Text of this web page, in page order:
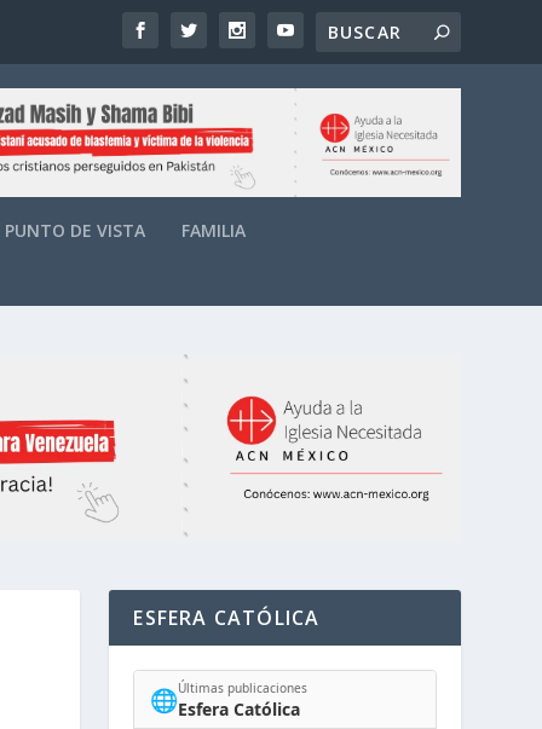
PUNTO DE VISTA FAMILIA
ESFERA CATÓLICA
🌐Últimas publicaciones
Esfera Católica